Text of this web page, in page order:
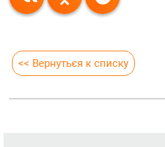
<< Вернуться к списку